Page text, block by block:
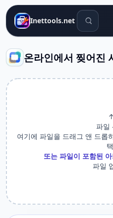
Inettools.net 검색 도구
온라인에서 찢어진
↑
파일
여기에 파일을 드래그 앤 드롭
또는 파일이 포함된
파일